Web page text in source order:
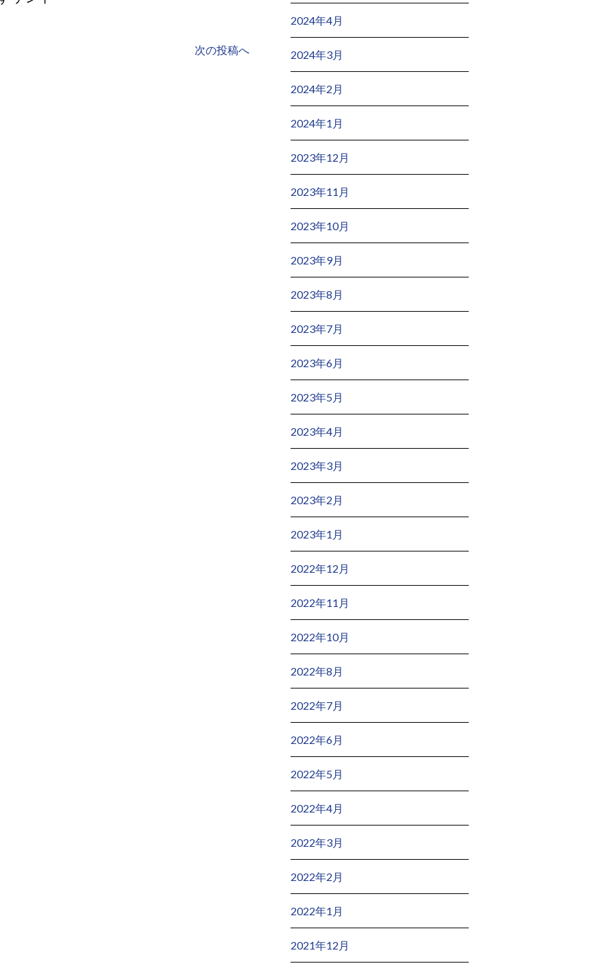
次の投稿へ
2024年4月
2024年3月
2024年2月
2024年1月
2023年12月
2023年11月
2023年10月
2023年9月
2023年8月
2023年7月
2023年6月
2023年5月
2023年4月
2023年3月
2023年2月
2023年1月
2022年12月
2022年11月
2022年10月
2022年8月
2022年7月
2022年6月
2022年5月
2022年4月
2022年3月
2022年2月
2022年1月
2021年12月